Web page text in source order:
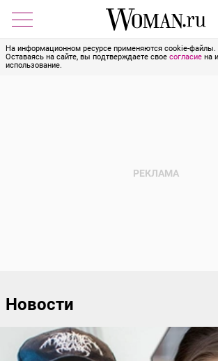
На информационном ресурсе применяются cookie-файлы.
Оставаясь на сайте, вы подтверждаете свое согласие на
использование.
Новости